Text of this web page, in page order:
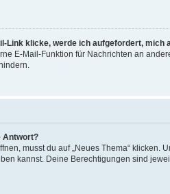
Link klicke, werde ich aufgefordert, mich
E-Mail-Funktion für Nachrichten an
Antwort?
musst du auf „Neues Thema“
kannst. Deine Berechtigungen sind